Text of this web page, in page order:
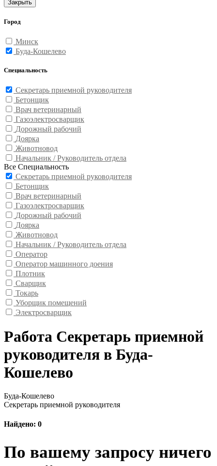
Закрыть
Город
Минск
Буда-Кошелево
Специальность
Секретарь приемной руководителя
Бетонщик
Врач ветеринарный
Газоэлектросварщик
Дорожный рабочий
Доярка
Животновод
Начальник / Руководитель отдела
Все Специальность
Секретарь приемной руководителя
Бетонщик
Врач ветеринарный
Газоэлектросварщик
Дорожный рабочий
Доярка
Животновод
Начальник / Руководитель отдела
Оператор
Оператор машинного доения
Плотник
Сварщик
Токарь
Уборщик помещений
Электросварщик
Работа Секретарь приемной
руководителя в Буда-
Кошелево
Буда-Кошелево
Секретарь приемной руководителя
Найдено: 0
По вашему запросу ничего